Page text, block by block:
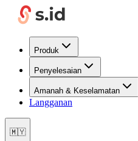
Produk
Penyelesaian
Amanah & Keselamatan
Langganan
🇲🇾